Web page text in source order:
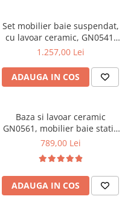
Set mobilier baie suspendat,
cu lavoar ceramic, GN0541,
front MDF, 60 cm, 2 sertare,
cu dulap GN0201,
dreptunghiulara, PAL,
1.257,00 Lei
ADAUGA IN COS
Baza si lavoar ceramic
GN0561, mobilier baie stativ
70 cm, front MDF, 2 usi,
alb/antracit
789,00 Lei
ADAUGA IN COS